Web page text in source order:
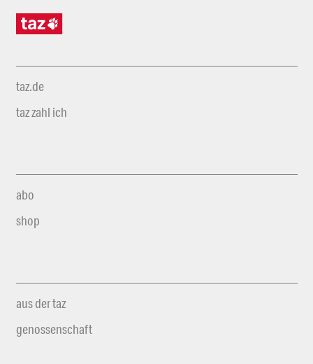
taz.de
taz zahl ich
abo
shop
aus der taz
genossenschaft